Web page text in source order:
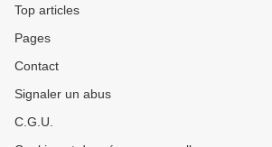
Top articles
Pages
Contact
Signaler un abus
C.G.U.